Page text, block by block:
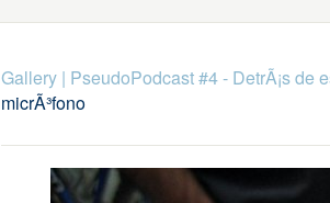
Gallery| PseudoPodcast #4 - DetrÃ¡s de
micrÃ³fono